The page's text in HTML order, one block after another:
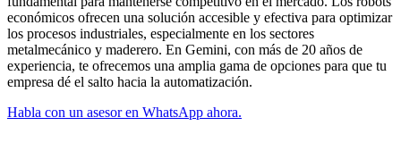
económicos ofrecen una solución accesible y efectiva para optimizar
los procesos industriales, especialmente en los sectores
metalmecánico y maderero. En Gemini, con más de 20 años de
experiencia, te ofrecemos una amplia gama de opciones para que tu
empresa dé el salto hacia la automatización.
Habla con un asesor en WhatsApp ahora.